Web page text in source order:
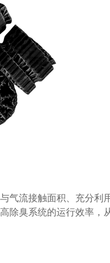
气流接触面积、充分利
臭系统的运行效率，